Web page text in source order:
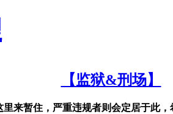
【监狱&刑场】
来暂住，严重违规者则会定居于此